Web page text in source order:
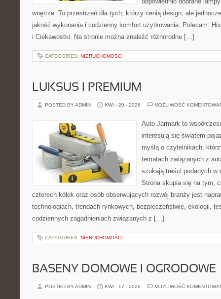
wnętrze. To przestrzeń dla tych, którzy cenią design, ale
jakość wykonania i codzienny komfort użytkowania. Polecam:
i Ciekawostki. Na stronie można znaleźć różnorodne […]
CATEGORIES: NIERUCHOMOŚCI
LUKSUS I PREMIUM
POSTED BY ADMIN KWI - 20 - 2026 MOŻLIWOŚĆ
Auto Jarmark to
interesują się światem
myślą o czytelnikach,
tematach związanych z
szukają treści podanych
Strona skupia się na tym,
czterech kółek oraz osób obserwujących rozwój branży jest
technologiach, trendach rynkowych, bezpieczeństwie, ekologii,
codziennych zagadnieniach związanych z […]
CATEGORIES: NIERUCHOMOŚCI
BASENY DOMOWE I OGRODOWE
POSTED BY ADMIN KWI - 17 - 2026 MOŻLIWOŚĆ